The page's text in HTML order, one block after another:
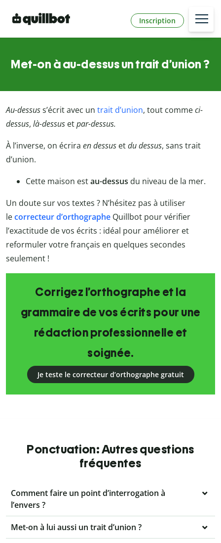
Inscription
Met-on à au-dessus un trait d’union ?
Au-dessuss’écrit avec un trait d’union, tout commeci-
dessus, là-dessus etpar-dessus.
À l’inverse, on écrira en dessus etdu dessus, sans trait
d’union.
Cette maison estau-dessus du niveau de la mer.
Un doute sur vos textes ? N’hésitez pas à utiliser
lecorrecteur d’orthographe Quillbot pour vérifier
l’exactitude de vos écrits : idéal pour améliorer et
reformuler votre français en quelques secondes
seulement !
Corrigez l’orthographe et la
grammaire de vos écrits pour une
rédaction professionnelle et
soignée.
Je teste le correcteur d’orthographe gratuit
Ponctuation: Autres questions
fréquentes
Comment faire un point d’interrogation à
l’envers ?
Met-on à lui aussi un trait d’union ?